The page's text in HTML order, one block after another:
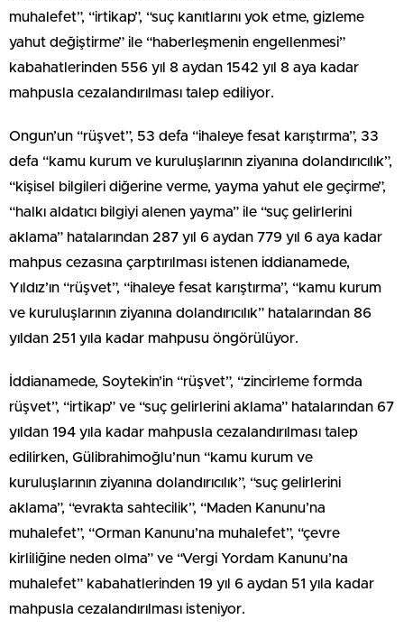
muhalefet”, “irtikap”, “suç kanıtlarını yok etme, gizleme
yahut değiştirme” ile “haberleşmenin engellenmesi”
kabahatlerinden 556 yıl 8 aydan 1542 yıl 8 aya kadar
mahpusla cezalandırılması talep ediliyor.
Ongun’un “rüşvet”, 53 defa “ihaleye fesat karıştırma”, 33
defa “kamu kurum ve kuruluşlarının ziyanına dolandırıcılık”,
“kişisel bilgileri diğerine verme, yayma yahut ele geçirme”,
“halkı aldatıcı bilgiyi alenen yayma” ile “suç gelirlerini
aklama” hatalarından 287 yıl 6 aydan 779 yıl 6 aya kadar
mahpus cezasına çarptırılması istenen iddianamede,
Yıldız’ın “rüşvet”, “ihaleye fesat karıştırma”, “kamu kurum
ve kuruluşlarının ziyanına dolandırıcılık” hatalarından 86
yıldan 251 yıla kadar mahpusu öngörülüyor.
İddianamede, Soytekin’in “rüşvet”, “zincirleme formda
rüşvet”, “irtikap” ve “suç gelirlerini aklama” hatalarından 67
yıldan 194 yıla kadar mahpusla cezalandırılması talep
edilirken, Gülibrahimoğlu’nun “kamu kurum ve
kuruluşlarının ziyanına dolandırıcılık”, “suç gelirlerini
aklama”, “evrakta sahtecilik”, “Maden Kanunu’na
muhalefet”, “Orman Kanunu’na muhalefet”, “çevre
kirliliğine neden olma” ve “Vergi Yordam Kanunu’na
muhalefet” kabahatlerinden 19 yıl 6 aydan 51 yıla kadar
mahpusla cezalandırılması isteniyor.